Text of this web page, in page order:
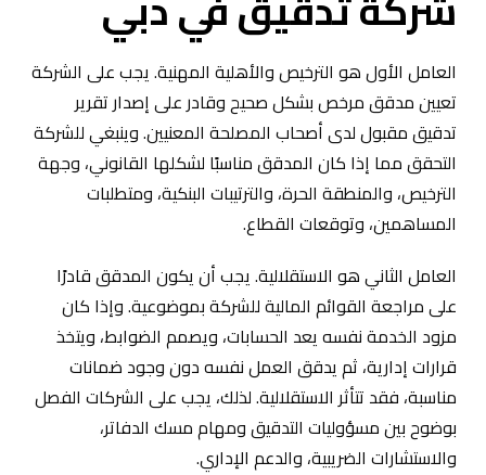
العامل الأول هو الترخيص والأهلية المهنية. يجب على الشركة
تعيين مدقق مرخص بشكل صحيح وقادر على إصدار تقرير
تدقيق مقبول لدى أصحاب المصلحة المعنيين. وينبغي للشركة
التحقق مما إذا كان المدقق مناسبًا لشكلها القانوني، وجهة
الترخيص، والمنطقة الحرة، والترتيبات البنكية، ومتطلبات
المساهمين، وتوقعات القطاع.
العامل الثاني هو الاستقلالية. يجب أن يكون المدقق قادرًا
على مراجعة القوائم المالية للشركة بموضوعية. وإذا كان
مزود الخدمة نفسه يعد الحسابات، ويصمم الضوابط، ويتخذ
قرارات إدارية، ثم يدقق العمل نفسه دون وجود ضمانات
مناسبة، فقد تتأثر الاستقلالية. لذلك، يجب على الشركات الفصل
بوضوح بين مسؤوليات التدقيق ومهام مسك الدفاتر،
والاستشارات الضريبية، والدعم الإداري.